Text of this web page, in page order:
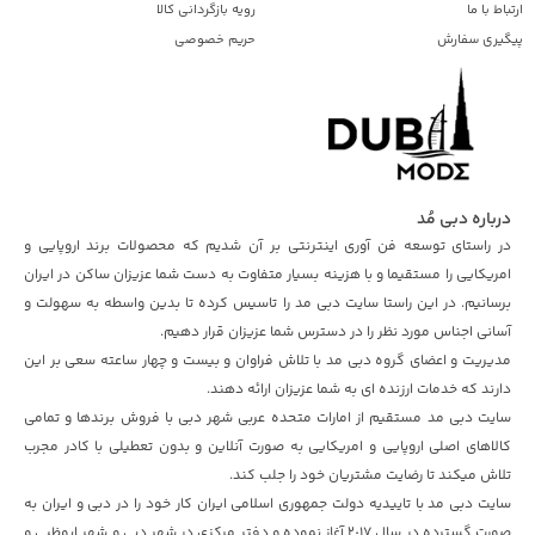
ارتباط با ما
پیگیری سفارش
رویه بازگردانی کالا
حریم خصوصی
درباره دبی مُد
در راستای توسعه فن آوری اینترنتی بر آن شدیم که محصولات برند اروپایی و
امریکایی را مستقیما و با هزینه بسیار متفاوت به دست شما عزیزان ساکن در ایران
برسانیم. در این راستا سایت دبی مد را تاسیس کرده تا بدین واسطه به سهولت و
آسانی اجناس مورد نظر را در دسترس شما عزیزان قرار دهیم.
مدیریت و اعضای گروه دبی مد با تلاش فراوان و بیست و چهار ساعته سعی بر این
دارند که خدمات ارزنده ای به شما عزیزان ارائه دهند.
سایت دبی مد مستقیم از امارات متحده عربی شهر دبی با فروش برندها و تمامی
کالاهای اصلی اروپایی و امریکایی به صورت آنلاین و بدون تعطیلی با کادر مجرب
تلاش میکند تا رضایت مشتریان خود را جلب کند.
سایت دبی مد با تاییدیه دولت جمهوری اسلامی ایران کار خود را در دبی و ایران به